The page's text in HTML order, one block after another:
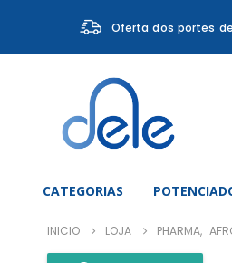
Oferta dos portes
CATEGORIAS
INICIO LOJA PHARMA,